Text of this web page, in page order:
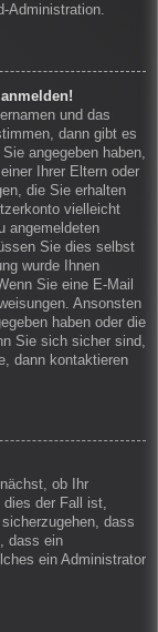
Administration.
und das
dann gibt es
angegeben haben,
Ihrer Eltern oder
die Sie erhalten
vielleicht
angemeldeten
Sie dies selbst
wurde Ihnen
Sie eine E-Mail
Ansonsten
haben oder die
Sie sich sicher sind,
dann kontaktieren
ob Ihr
der Fall ist,
dass
dass ein
ein Administrator